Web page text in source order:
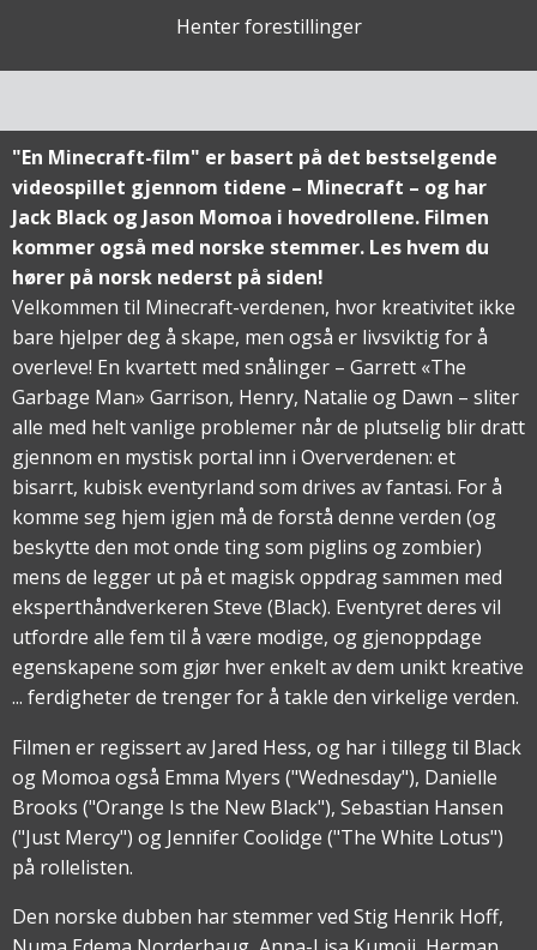
Henter forestillinger
"En Minecraft-film" er basert på det bestselgende
videospillet gjennom tidene – Minecraft – og har
Jack Black og Jason Momoa i hovedrollene. Filmen
kommer også med norske stemmer. Les hvem du
hører på norsk nederst på siden!
Velkommen til Minecraft-verdenen, hvor kreativitet ikke
bare hjelper deg å skape, men også er livsviktig for å
overleve! En kvartett med snålinger – Garrett «The
Garbage Man» Garrison, Henry, Natalie og Dawn – sliter
alle med helt vanlige problemer når de plutselig blir dratt
gjennom en mystisk portal inn i Oververdenen: et
bisarrt, kubisk eventyrland som drives av fantasi. For å
komme seg hjem igjen må de forstå denne verden (og
beskytte den mot onde ting som piglins og zombier)
mens de legger ut på et magisk oppdrag sammen med
eksperthåndverkeren Steve (Black). Eventyret deres vil
utfordre alle fem til å være modige, og gjenoppdage
egenskapene som gjør hver enkelt av dem unikt kreative
... ferdigheter de trenger for å takle den virkelige verden.
Filmen er regissert av Jared Hess, og har i tillegg til Black
og Momoa også Emma Myers ("Wednesday"), Danielle
Brooks ("Orange Is the New Black"), Sebastian Hansen
("Just Mercy") og Jennifer Coolidge ("The White Lotus")
på rollelisten.
Den norske dubben har stemmer ved Stig Henrik Hoff,